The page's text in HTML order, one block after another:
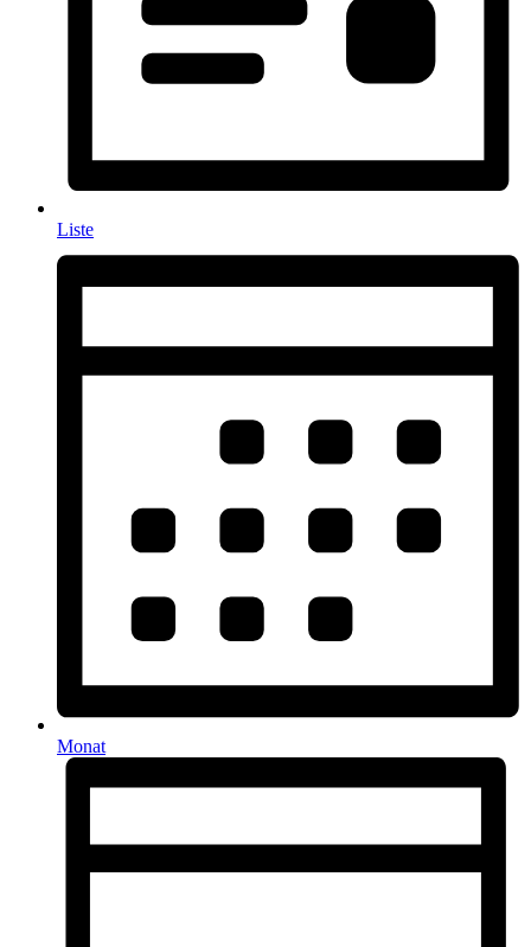
Liste
Monat